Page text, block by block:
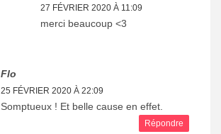
27 FÉVRIER 2020 À 11:09
merci beaucoup <3
Flo
25 FÉVRIER 2020 À 22:09
Somptueux ! Et belle cause en effet.
Répondre